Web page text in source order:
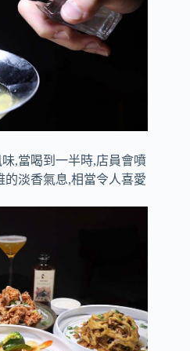
,當喝到一半時,店員會噴
的淡香氣息,相當令人喜愛